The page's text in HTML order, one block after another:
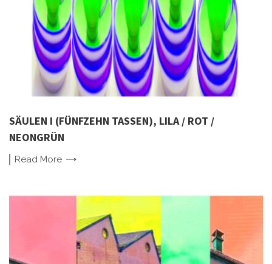
SÄULEN I (FÜNFZEHN TASSEN), LILA / ROT /
NEONGRÜN
Read More